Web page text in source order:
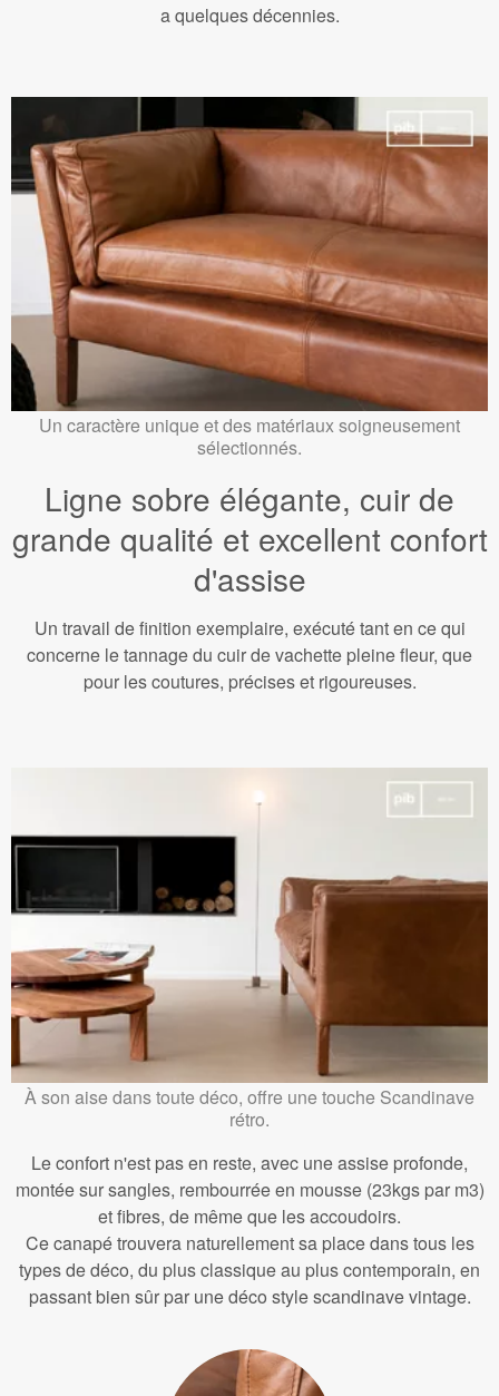
a quelques décennies.
Un caractère unique et des matériaux soigneusement
sélectionnés.
Ligne sobre élégante, cuir de
grande qualité et excellent confort
d'assise
Un travail de finition exemplaire, exécuté tant en ce qui
concerne le tannage du cuir de vachette pleine fleur, que
pour les coutures, précises et rigoureuses.
À son aise dans toute déco, offre une touche Scandinave
rétro.
Le confort n'est pas en reste, avec une assise profonde,
montée sur sangles, rembourrée en mousse (23kgs par m3)
et fibres, de même que les accoudoirs.
Ce canapé trouvera naturellement sa place dans tous les
types de déco, du plus classique au plus contemporain, en
passant bien sûr par une déco style scandinave vintage.